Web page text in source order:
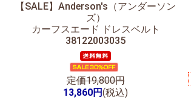
【SALE】Anderson's（アンダーソン
ズ）
カーフスエード ドレスベルト
38122003035
定価19,800円
13,860円(税込)